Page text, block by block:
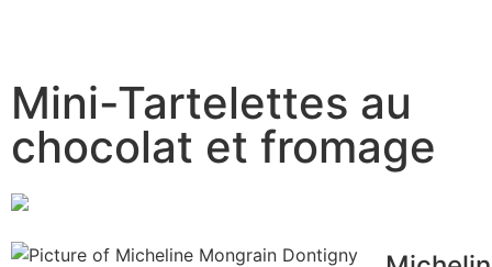
Mini-Tartelettes au
chocolat et fromage